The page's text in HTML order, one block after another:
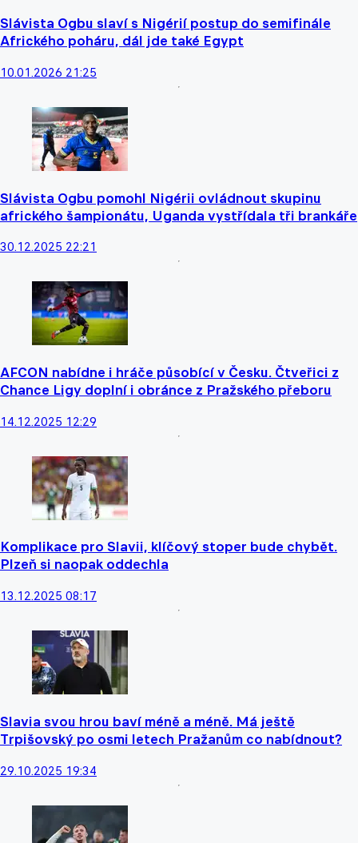
Slávista Ogbu slaví s Nigérií postup do semifinále
Afrického poháru, dál jde také Egypt
10.01.2026 21:25
Slávista Ogbu pomohl Nigérii ovládnout skupinu
afrického šampionátu, Uganda vystřídala tři brankáře
30.12.2025 22:21
AFCON nabídne i hráče působící v Česku. Čtveřici z
Chance Ligy doplní i obránce z Pražského přeboru
14.12.2025 12:29
Komplikace pro Slavii, klíčový stoper bude chybět.
Plzeň si naopak oddechla
13.12.2025 08:17
Slavia svou hrou baví méně a méně. Má ještě
Trpišovský po osmi letech Pražanům co nabídnout?
29.10.2025 19:34